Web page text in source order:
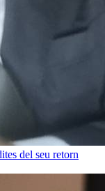
del seu retorn